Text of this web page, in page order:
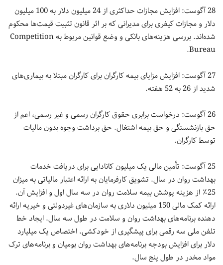
28 آگوست: افزایش مجازات حداکثری از 24 میلیون دلار به 100 میلیون
دلار و مجازات کیفری برای مدیرانی که بر اثر قانون تثبیت قیمت‌ها محکوم
شده‌اند. بررسی هزینه‌های بانکی و وضع قوانین مربوط به Competition
Bureau.
27 آگوست: افزایش مزایای بیمه کارگران برای کارگران مبتلا به بیماری‌های
شدید از 26 به 52 هفته.
26 آگوست: درخواست برابری حقوق کارگران رسمی و غیر رسمی، اعم از
حق بازنشستگی و حق بیمه اشتغال. حق برداشت وجوه بدون مالیات
توسط کارگران.
25 آگوست: تأمین مالی یک میلیون کانادایی برای دریافت خدمات
بهداشت روان در سال. تشویق کارفرمایان به ارائه اعتبار مالیاتی به میزان
25٪ از هزینه پوشش بیمه سلامت روان در سه سال اول و افزایش آن.
ارائه کمک مالی 150 میلیون دلاری به سازمان‌های غیردولتی و خیریه ارائه
دهنده برنامه‌های بهداشت روان و سلامت در طول سه سال. ایجاد خط
تلفن ملی سه رقمی برای پیشگیری از خودکشی. اختصاص یک میلیارد
دلار برای افزایش بودجه برنامه‌های بهداشت روان بومیان و برنامه‌های ترک
مواد مخدر در طول پنج سال.